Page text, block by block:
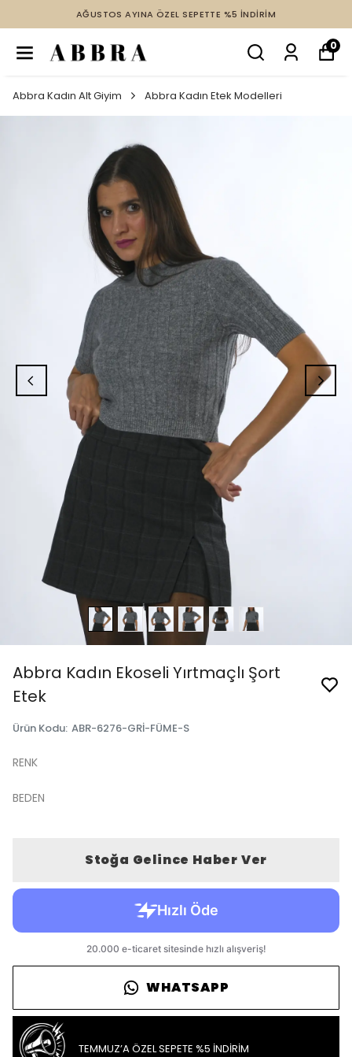
AĞUSTOS AYINA ÖZEL SEPETTE %5 İNDİRİM
0
Abbra Kadın Alt Giyim Abbra Kadın Etek Modelleri
Abbra Kadın Ekoseli Yırtmaçlı Şort
Etek
Ürün Kodu: ABR-6276-GRİ-FÜME-S
RENK
BEDEN
Stoğa Gelince Haber Ver
WHATSAPP
TEMMUZ’A ÖZEL SEPETE %5 İNDİRİM